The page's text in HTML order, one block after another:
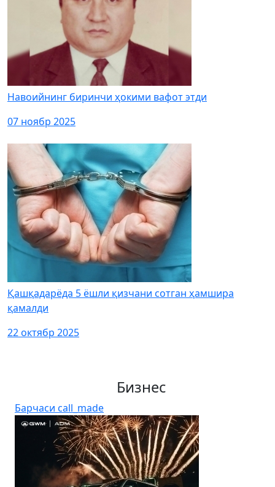
Навоийнинг биринчи ҳокими вафот этди
07 ноябр 2025
Қашқадарёда 5 ёшли қизчани сотган ҳамшира
қамалди
22 октябр 2025
Бизнес
Барчаси call_made